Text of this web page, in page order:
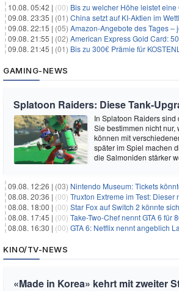
10.08. 05:42 | (00) Bis zu welcher Höhe leistet
09.08. 23:35 | (01) China setzt auf KI-Aktien im
09.08. 22:15 | (05) Amazon-Angebote des Tages
09.08. 21:55 | (02) American Express Gold Card:
09.08. 21:45 | (01) Bis zu 300€ Prämie für
GAMING-NEWS
Splatoon Raiders: Diese Tank-
In Splatoon Raiders sind
Sie bestimmen nicht
können mit
später im Spiel machen
die Salmoniden stärker
09.08. 12:26 | (03) Nintendo Museum: Tickets
08.08. 20:36 | (00) Truxton Extreme im Test:
08.08. 18:00 | (00) Star Fox auf Switch 2 könnte
08.08. 17:45 | (00) Take-Two-Chef nennt GTA 6 für
08.08. 16:30 | (00) GTA 6: Netflix nennt angeblich
KINO/TV-NEWS
«Made in Korea» kehrt mit zweiter